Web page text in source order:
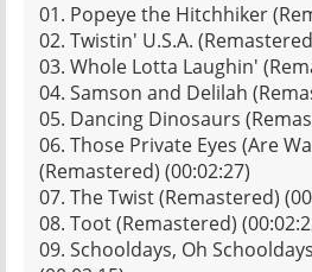
01. Popeye the Hitchhiker
02. Twistin' U.S.A.
03. Whole Lotta Laughin'
04. Samson and Delilah
05. Dancing Dinosaurs
06. Those Private Eyes (Are
(Remastered) (00:02:27)
07. The Twist (Remastered)
08. Toot (Remastered)
09. Schooldays, Oh